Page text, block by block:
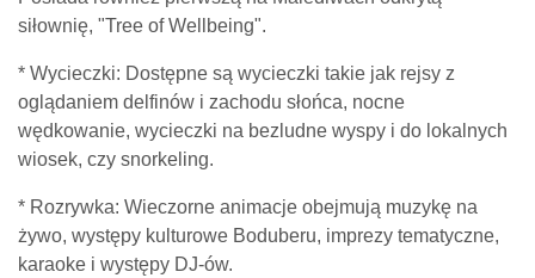
siłownię, "Tree of Wellbeing".
* Wycieczki: Dostępne są wycieczki takie jak rejsy z
oglądaniem delfinów i zachodu słońca, nocne
wędkowanie, wycieczki na bezludne wyspy i do lokalnych
wiosek, czy snorkeling.
* Rozrywka: Wieczorne animacje obejmują muzykę na
żywo, występy kulturowe Boduberu, imprezy tematyczne,
karaoke i występy DJ-ów.